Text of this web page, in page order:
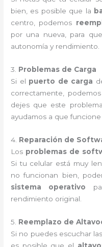
bien, es posible que la
centro, podemos
por una nueva, para
autonomía y rendimiento.
3. Problemas de Carga
Si el puerto de carga
correctamente, podemos
dejes que este
ayudamos a que funcione
4. Reparación de
Los problemas de
Si tu celular está muy
no funcionan bien,
sistema operativo
rendimiento original.
5. Reemplazo de
Si no puedes escuchar
es posible que el